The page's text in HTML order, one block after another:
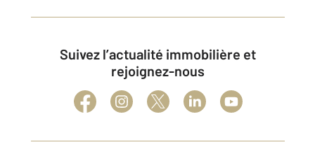
Suivez l’actualité immobilière et
rejoignez-nous